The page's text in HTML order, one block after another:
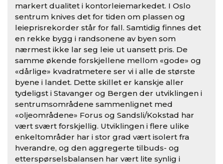
markert dualitet i kontorleiemarkedet. I Oslo
sentrum knives det for tiden om plassen og
leieprisrekorder står for fall. Samtidig finnes det
en rekke bygg i randsonene av byen som
nærmest ikke lar seg leie ut uansett pris. De
samme økende forskjellene mellom «gode» og
«dårlige» kvadratmetere ser vi i alle de største
byene i landet. Dette skillet er kanskje aller
tydeligst i Stavanger og Bergen der utviklingen i
sentrumsområdene sammenlignet med
«oljeområdene» Forus og Sandsli/Kokstad har
vært svært forskjellig. Utviklingen i flere ulike
enkeltområder har i stor grad vært isolert fra
hverandre, og den aggregerte tilbuds- og
etterspørselsbalansen har vært lite synlig i